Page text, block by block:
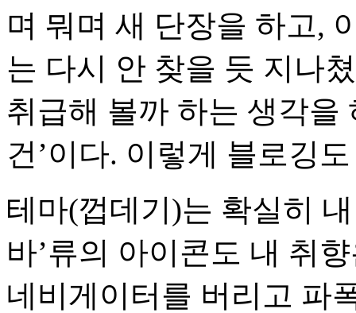
며 뭐며 새 단장을 하고,
는 다시 안 찾을 듯 지나
취급해 볼까 하는 생각을
건’이다. 이렇게 블로깅
테마(껍데기)는 확실히
바’류의 아이콘도 내 취
네비게이터를 버리고 파